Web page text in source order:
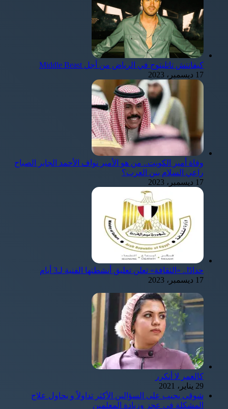
كيفانتش تاتليتوج في الرياض من أجل Middle Beast
17 ديسمبر، 2023
وفاة أمير الكويت.. من هو الأمير نواف الأحمد الجابر الصباح
راعي السلام بين العرب؟
17 ديسمبر، 2023
حدادًا.. «الثقافة» تعلن تعليق أنشطتها الفنية لـ3 أيام
17 ديسمبر، 2023
كالعمر لا أتكرر
29 يناير، 2021
شوقى يجيب على السؤالين الأكثر تداولاً و يحاول علاج
المشكلة في عجز وزيادة المعلمين